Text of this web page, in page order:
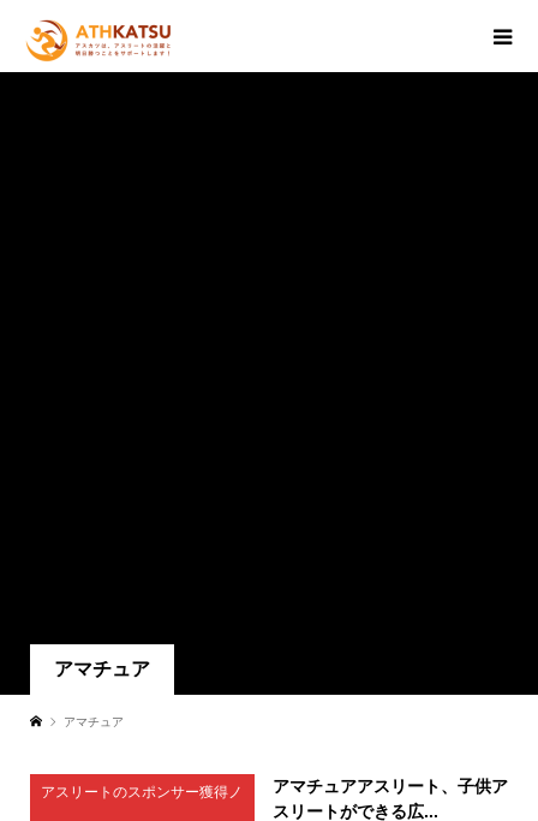
アマチュア
アマチュア
アスリートのスポンサー獲得ノ
アマチュアアスリート、子供ア
スリートができる広...